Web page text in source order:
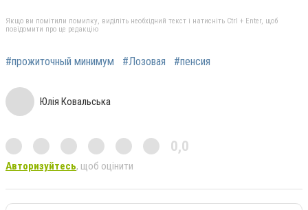
Якщо ви помітили помилку, виділіть необхідний текст і натисніть Ctrl + Enter, щоб
повідомити про це редакцію
#прожиточный минимум #Лозовая #пенсия
Юлія Ковальська
0,0
Авторизуйтесь, щоб оцінити